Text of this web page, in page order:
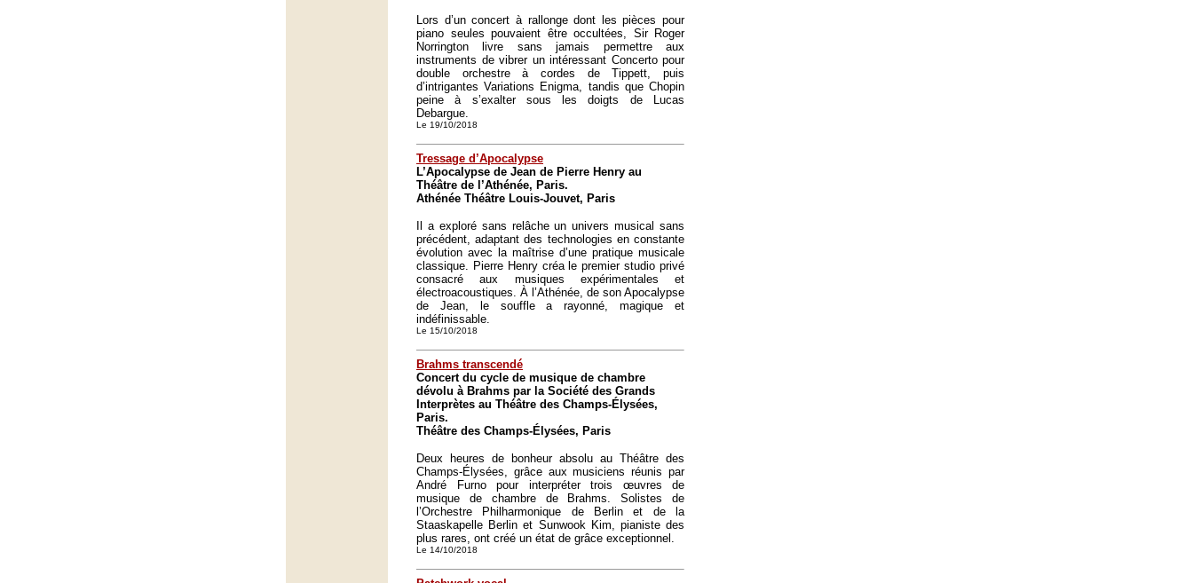
Lors d’un concert à rallonge dont les pièces pour
piano seules pouvaient être occultées, Sir Roger
Norrington livre sans jamais permettre aux
instruments de vibrer un intéressant Concerto pour
double orchestre à cordes de Tippett, puis
d’intrigantes Variations Enigma, tandis que Chopin
peine à s’exalter sous les doigts de Lucas
Debargue.
Le 19/10/2018
Tressage d’Apocalypse
L’Apocalypse de Jean de Pierre Henry au
Théâtre de l’Athénée, Paris.
Athénée Théâtre Louis-Jouvet, Paris
Il a exploré sans relâche un univers musical sans
précédent, adaptant des technologies en constante
évolution avec la maîtrise d’une pratique musicale
classique. Pierre Henry créa le premier studio privé
consacré aux musiques expérimentales et
électroacoustiques. À l’Athénée, de son Apocalypse
de Jean, le souffle a rayonné, magique et
indéfinissable.
Le 15/10/2018
Brahms transcendé
Concert du cycle de musique de chambre
dévolu à Brahms par la Société des Grands
Interprètes au Théâtre des Champs-Élysées,
Paris.
Théâtre des Champs-Élysées, Paris
Deux heures de bonheur absolu au Théâtre des
Champs-Élysées, grâce aux musiciens réunis par
André Furno pour interpréter trois œuvres de
musique de chambre de Brahms. Solistes de
l’Orchestre Philharmonique de Berlin et de la
Staaskapelle Berlin et Sunwook Kim, pianiste des
plus rares, ont créé un état de grâce exceptionnel.
Le 14/10/2018